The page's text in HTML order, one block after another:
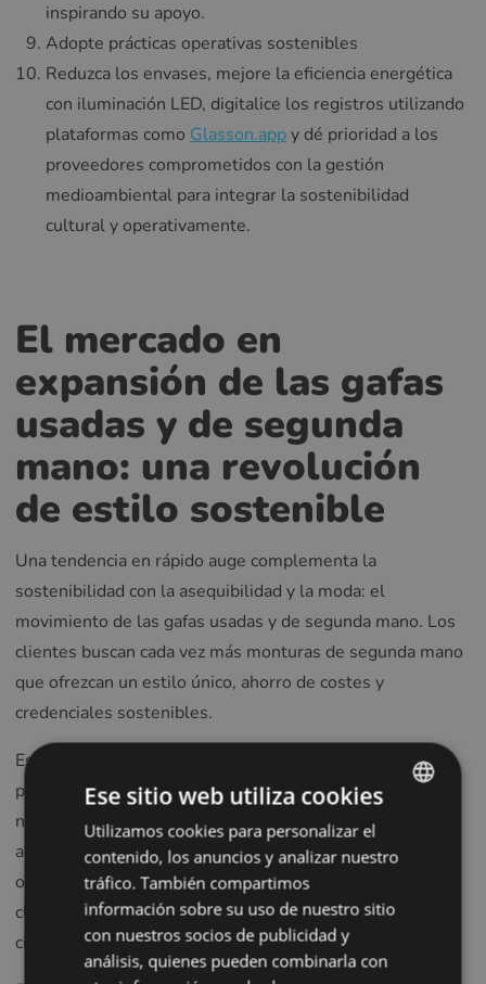
inspirando su apoyo.
Adopte prácticas operativas sostenibles
Reduzca los envases, mejore la eficiencia energética
con iluminación LED, digitalice los registros utilizando
plataformas como Glasson.appy dé prioridad a los
proveedores comprometidos con la gestión
medioambiental para integrar la sostenibilidad
cultural y operativamente.
El mercado en
expansión de las gafas
usadas y de segunda
mano: una revolución
de estilo sostenible
Una tendencia en rápido auge complementa la
sostenibilidad con la asequibilidad y la moda: el
movimiento de las gafas usadas y de segunda mano. Los
clientes buscan cada vez más monturas de segunda mano
que ofrezcan un estilo único, ahorro de costes y
credenciales sostenibles.
Este segmento incluye gafas restauradas, limpiadas
profesionalmente y a menudo equipadas con lentes
nuevas, junto con monturas vintage y de diseño
apreciadas por su individualidad. Los minoristas que
ofrecen programas de intercambio incentivan a los
clientes a devolver las gafas usadas, promoviendo la
circularidad a través de la reventa o el reciclaje.
ENGLISH
POLISH
CZECH
GERMAN
Ese sitio web utiliza cookies
Utilizamos cookies para personalizar el
contenido, los anuncios y analizar nuestro
tráfico. También compartimos
información sobre su uso de nuestro sitio
con nuestros socios de publicidad y
análisis, quienes pueden combinarla con